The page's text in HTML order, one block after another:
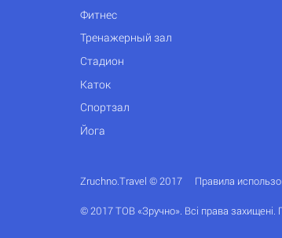
Фитнес
Тренажерный зал
Стадион
Каток
Спортзал
Йога
Zruchno.Travel © 2017 Правила
© 2017 ТОВ «Зручно». Всі права захищені.